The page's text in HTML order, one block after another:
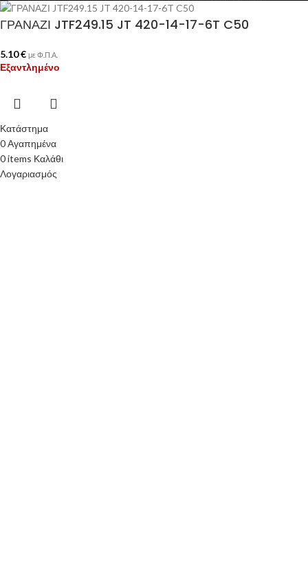
ΓΡΑΝΑΖΙ JTF249.15 JT 420-14-17-6T C50
5.10€ με Φ.Π.Α.
Εξαντλημένο
Κατάστημα
0Αγαπημένα
0items Καλάθι
Λογαριασμός